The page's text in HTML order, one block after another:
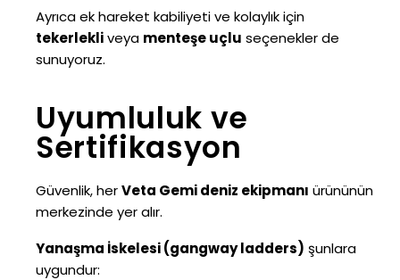
Ayrıca ek hareket kabiliyeti ve kolaylık için
tekerlekliveya menteşe uçlu seçenekler de
sunuyoruz.
Uyumluluk ve
Sertifikasyon
Güvenlik, herVeta Gemi deniz ekipmanı ürününün
merkezinde yer alır.
Yanaşma İskelesi (gangway ladders) şunlara
uygundur: